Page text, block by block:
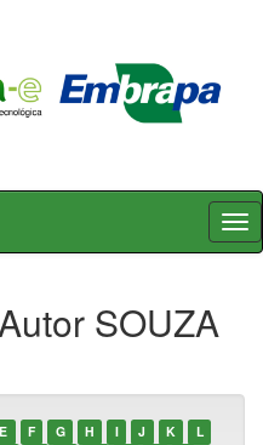
SOUZA
E F G H I J K
L